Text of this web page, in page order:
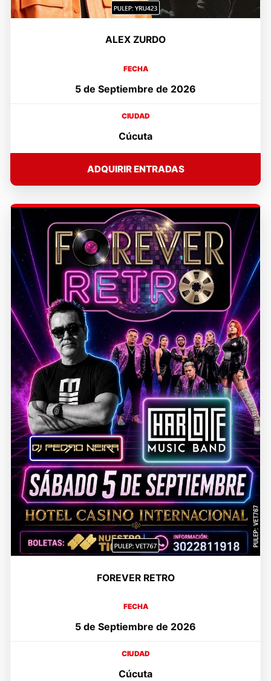
ALEX ZURDO
FECHA
5 de Septiembre de 2026
CIUDAD
Cúcuta
ADQUIRIR ENTRADAS
FOREVER RETRO
FECHA
5 de Septiembre de 2026
CIUDAD
Cúcuta